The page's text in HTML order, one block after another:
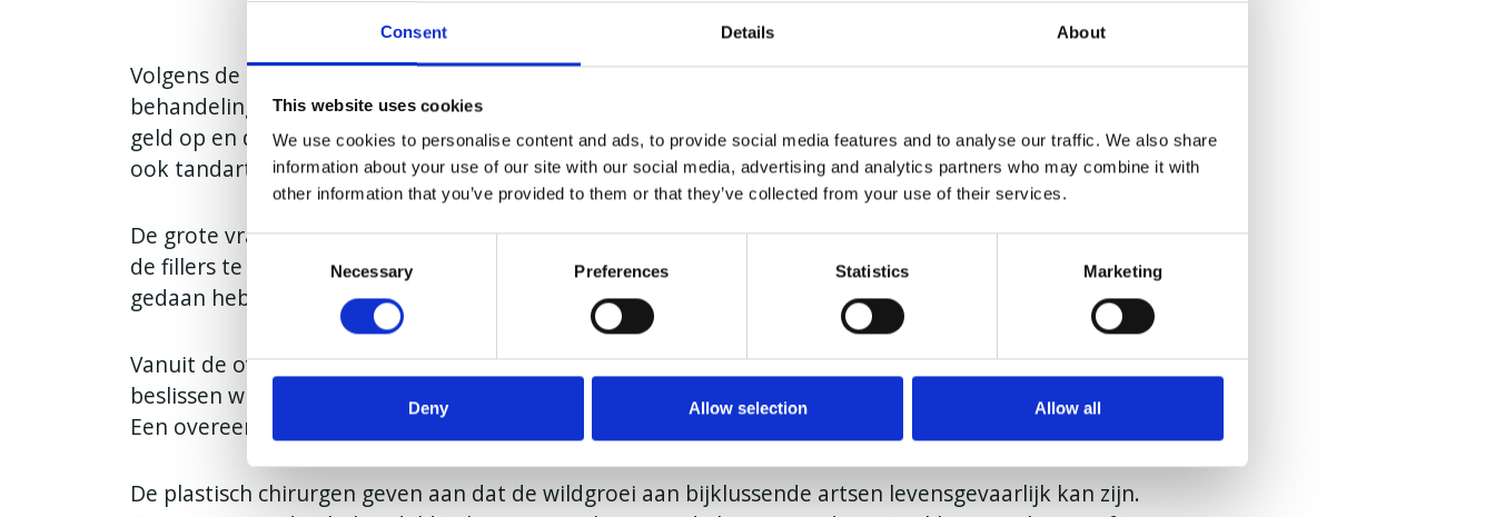
Consent Details About
This website uses cookies
We use cookies to personalise content and ads, to provide social media features and to analyse our traffic. We also share
information about your use of our site with our social media, advertising and analytics partners who may combine it with
other information that you’ve provided to them or that they’ve collected from your use of their services.
Consent
Necessary Preferences Statistics Marketing
Deny Allow selection Allow all
Volgens de Nederlandse wet mag iedereen die geneeskunde heeft gestudeerd cosmetische
behandelingen uitvoeren. Dit betekent dat iedere basisarts ‘bevoegd’ is. Het levert ook flink wat
geld op en dus zijn er meer artsen die bijklussen. Onder hen zijn bijvoorbeeld dermatologen, maar
ook tandartsen en urologen.
De grote vraag is eigenlijk niet wie er bevoegd is, maar wie er daadwerkelijk bekwaam genoeg is om
de fillers te plaatsen. Hierin staan de plastisch chirurgen, die een specialisatie ‘plastisch chirurgie’
gedaan hebben, lijnrecht tegenover de cosmetische artsen.
Vanuit de overheid is er aangegeven dat de verschillende beroepsverenigingen samen moeten
beslissen wie wel en niet mag spuiten. Op basis daarvan zal de inspectie controles gaan uitvoeren.
Een overeenkomst sluiten is tot nu toe een moeizaam proces gebleken.
De plastisch chirurgen geven aan dat de wildgroei aan bijklussende artsen levensgevaarlijk kan zijn.